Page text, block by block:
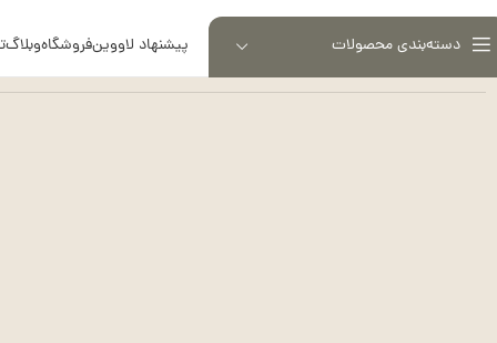
دسته‌بندی محصولات پیشنهاد لاووینفروشگاهوبلاگ